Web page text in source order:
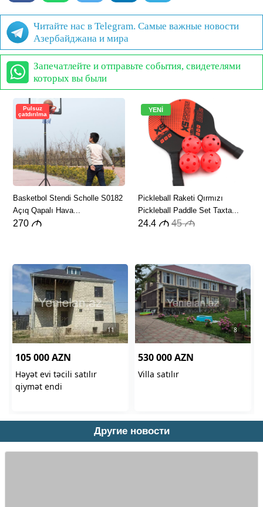
Читайте нас в Telegram. Самые важные новости
Азербайджана и мира
Запечатлейте и отправьте события, свидетелями
которых вы были
Другие новости